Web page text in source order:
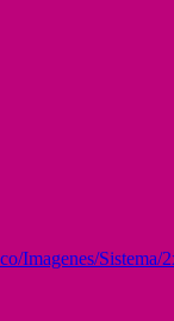
en
a algunos
como el
de